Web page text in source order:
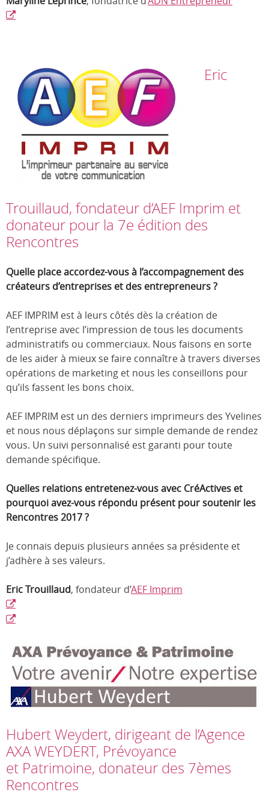
Eric
Trouillaud, fondateur d’AEF Imprim et
donateur pour la 7e édition des
Rencontres
Quelle place accordez-vous à l’accompagnement des
créateurs d’entreprises et des entrepreneurs ?
AEF IMPRIM est à leurs côtés dès la création de
l’entreprise avec l’impression de tous les documents
administratifs ou commerciaux. Nous faisons en sorte
de les aider à mieux se faire connaître à travers diverses
opérations de marketing et nous les conseillons pour
qu’ils fassent les bons choix.
AEF IMPRIM est un des derniers imprimeurs des Yvelines
et nous nous déplaçons sur simple demande de rendez
vous. Un suivi personnalisé est garanti pour toute
demande spécifique.
Quelles relations entretenez-vous avec CréActives et
pourquoi avez-vous répondu présent pour soutenir les
Rencontres 2017 ?
Je connais depuis plusieurs années sa présidente et
j’adhère à ses valeurs.
Eric Trouillaud, fondateur d’AEF Imprim
Hubert Weydert, dirigeant de l’Agence
AXA WEYDERT, Prévoyance
et Patrimoine, donateur des 7èmes
Rencontres